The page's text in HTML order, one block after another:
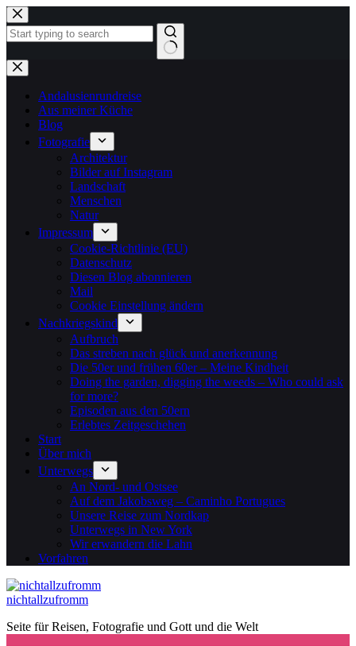
Zum
Inhalt
springen
Keine
Ergebnisse
Andalusienrundreise
Aus meiner Küche
Blog
Fotografie
Architektur
Bilder auf Instagram
Landschaft
Menschen
Natur
Impressum
Cookie-Richtlinie (EU)
Datenschutz
Diesen Blog abonnieren
Mail
Cookie Einstellung ändern
Nachkriegskind
Aufbruch
Das streben nach glück und anerkennung
Die 50er und frühen 60er – Meine Kindheit
Doing the garden, digging the weeds – Who could ask
for more?
Episoden aus den 50ern
Erlebtes Zeitgeschehen
Start
Über mich
Unterwegs
An Nord- und Ostsee
Auf dem Jakobsweg – Caminho Portugues
Unsere Reise zum Nordkap
Unterwegs in New York
Wir erwandern die Lahn
Vorfahren
nichtallzufromm
Seite für Reisen, Fotografie und Gott und die Welt